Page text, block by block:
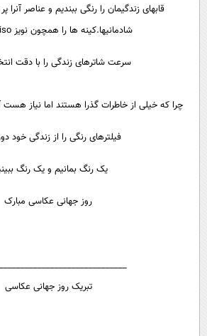
سیاست خارجی
قابهای زندگیمان را رنگی ببندیم و عناصر آنرا
شادمانیها.کینه ها را همچون نویز iso کم کنیم.
سرعت شاترهای زندگی را با دقت
چرا که خیلی از خاطرات گذرا هستند اما نیاز
فیلترهای رنگی را از زندگی خود
یک رنگ بمانیم و یک رنگ
روز جهانی عکاسی مبارک
تبریک روز جهانی عکاسی